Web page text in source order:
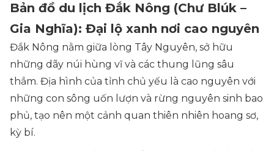
Bản đồ du lịch Đắk Nông (Chư Blúk –
Gia Nghĩa): Đại lộ xanh nơi cao nguyên
Đắk Nông nằm giữa lòng Tây Nguyên, sở hữu
những dãy núi hùng vĩ và các thung lũng sâu
thẳm. Địa hình của tỉnh chủ yếu là cao nguyên với
những con sông uốn lượn và rừng nguyên sinh bao
phủ, tạo nên một cảnh quan thiên nhiên hoang sơ,
kỳ bí.